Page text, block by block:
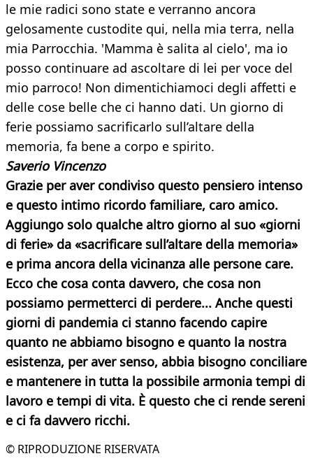
le mie radici sono state e verranno ancora
gelosamente custodite qui, nella mia terra, nella
mia Parrocchia. 'Mamma è salita al cielo', ma io
posso continuare ad ascoltare di lei per voce del
mio parroco! Non dimentichiamoci degli affetti e
delle cose belle che ci hanno dati. Un giorno di
ferie possiamo sacrificarlo sull’altare della
memoria, fa bene a corpo e spirito.
Saverio Vincenzo
Grazie per aver condiviso questo pensiero intenso
e questo intimo ricordo familiare, caro amico.
Aggiungo solo qualche altro giorno al suo «giorni
di ferie» da «sacrificare sull’altare della memoria»
e prima ancora della vicinanza alle persone care.
Ecco che cosa conta davvero, che cosa non
possiamo permetterci di perdere... Anche questi
giorni di pandemia ci stanno facendo capire
quanto ne abbiamo bisogno e quanto la nostra
esistenza, per aver senso, abbia bisogno conciliare
e mantenere in tutta la possibile armonia tempi di
lavoro e tempi di vita. È questo che ci rende sereni
e ci fa davvero ricchi.
© RIPRODUZIONE RISERVATA